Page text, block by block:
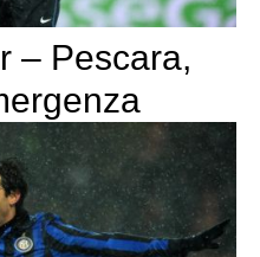
– Pescara,